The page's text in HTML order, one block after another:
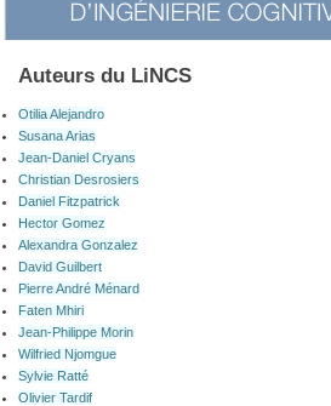
Auteurs du LiNCS
Otilia Alejandro
Susana Arias
Jean-Daniel Cryans
Christian Desrosiers
Daniel Fitzpatrick
Hector Gomez
Alexandra Gonzalez
David Guilbert
Pierre André Ménard
Faten Mhiri
Jean-Philippe Morin
Wilfried Njomgue
Sylvie Ratté
Olivier Tardif